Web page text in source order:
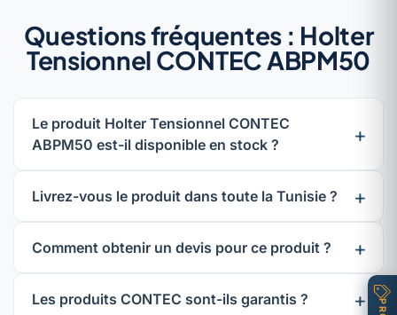
Questions fréquentes : Holter
Tensionnel CONTEC ABPM50
Le produit Holter Tensionnel CONTEC
ABPM50 est-il disponible en stock ?
Livrez-vous le produit dans toute la Tunisie ?
Comment obtenir un devis pour ce produit ?
Les produits CONTEC sont-ils garantis ?